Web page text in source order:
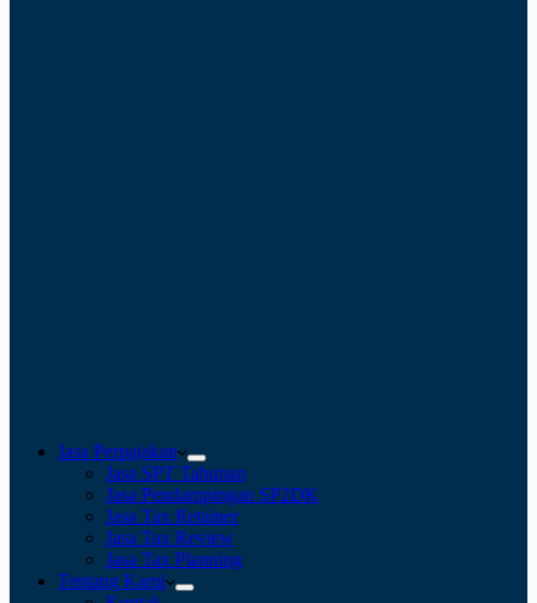
Jasa Perpajakan
Jasa SPT Tahunan
Jasa Pendampingan SP2DK
Jasa Tax Retainer
Jasa Tax Review
Jasa Tax Planning
Tentang Kami